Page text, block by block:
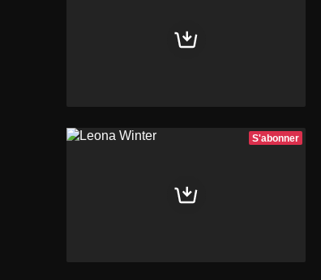
S'abonner